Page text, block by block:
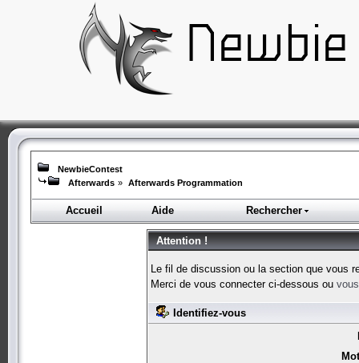
NewbieContest
Afterwards » Afterwards Programmation
Accueil Aide Rechercher
Attention !
Le fil de discussion ou la section que vous
Merci de vous connecter ci-dessous ou
Identifiez-vous